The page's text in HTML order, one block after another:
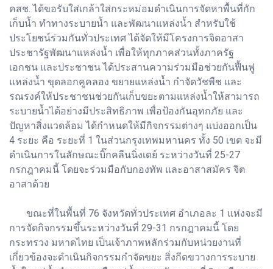
คสช. ได้ขอรับใส่เกล้าใส่กระหม่อมดำเนินการจัดหาพื้นที่กัก
เก็บน้ำ ทำทางระบายน้ำ และพัฒนาแหล่งน้ำ สำหรับใช้
ประโยชน์ร่วมกันทั่วประเทศ ได้จัดให้มีโครงการจิตอาสา
ประชารัฐพัฒนาแหล่งน้ำ เพื่อให้ทุกภาคส่วนทั้งภาครัฐ
เอกชน และประชาชน ได้ประสานความร่วมมือช่วยกันฟื้นฟู
แหล่งน้ำ ขุดลอกคูคลอง ขยายแหล่งน้ำ กำจัดวัชพืช และ
รณรงค์ให้ประชาชนช่วยกันเก็บขยะตามแหล่งน้ำให้สามารถ
ระบายน้ำได้อย่างมีประสิทธิภาพ เพื่อป้องกันอุทกภัย และ
ปัญหาสิ่งแวดล้อม ได้กำหนดให้มีกิจกรรมต่างๆ แบ่งออกเป็น
4 ระยะ คือ ระยะที่ 1 ในส่วนกรุงเทพมหานคร ทั้ง 50 เขต จะมี
ดำเนินการในลักษณะบิ๊กคลีนนิ่งเดย์ ระหว่างวันที่ 25-27
กรกฎาคมนี้ โดยจะร่วมมือกับกองทัพ และอาสาสมัคร จิต
อาสาด้วย
ขณะที่ในพื้นที่ 76 จังหวัดทั่วประเทศ อำเภอละ 1 แห่งจะมี
การจัดกิจกรรมขึ้นระหว่างวันที่ 29-31 กรกฎาคมนี้ โดย
กระทรวง มหาดไทย เป็นเจ้าภาพหลักร่วมกับหน่วยงานที่
เกี่ยวข้องจะดำเนินกิจกรรมกำจัดขยะ สิ่งกีดขวางการระบาย